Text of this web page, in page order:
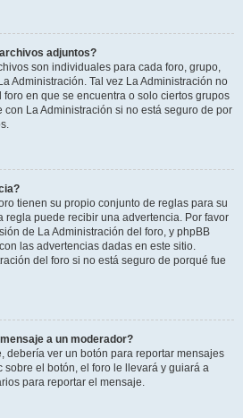
adjuntos?
son individuales para cada foro, grupo,
Administración. Tal vez La Administración no
en que se encuentra o solo ciertos grupos
La Administración si no está seguro de por
tienen su propio conjunto de reglas para su
regla puede recibir una advertencia. Por favor
de La Administración del foro, y phpBB
las advertencias dadas en este sitio.
del foro si no está seguro de porqué fue
a un moderador?
debería ver un botón para reportar mensajes
el botón, el foro le llevará y guiará a
para reportar el mensaje.